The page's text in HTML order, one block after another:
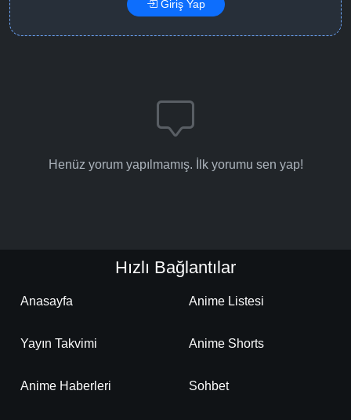
Giriş Yap
Henüz yorum yapılmamış. İlk yorumu sen yap!
Hızlı Bağlantılar
Anasayfa Anime Listesi
Yayın Takvimi Anime Shorts
Anime Haberleri Sohbet